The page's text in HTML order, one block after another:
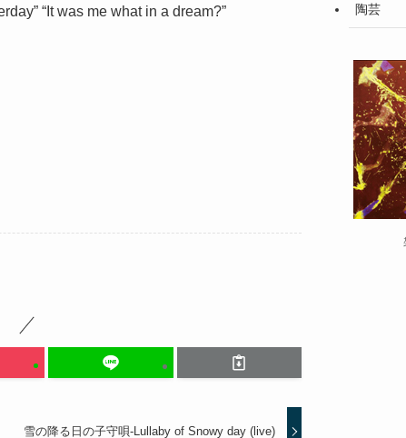
“It was me what in a dream?”
雪の降る日の子守唄-Lullaby of Snowy day (live)
陶芸